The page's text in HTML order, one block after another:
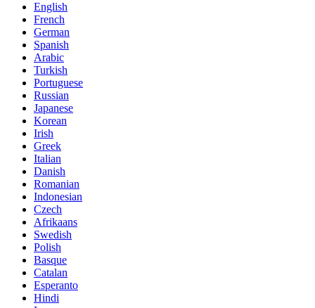
English
French
German
Spanish
Arabic
Turkish
Portuguese
Russian
Japanese
Korean
Irish
Greek
Italian
Danish
Romanian
Indonesian
Czech
Afrikaans
Swedish
Polish
Basque
Catalan
Esperanto
Hindi